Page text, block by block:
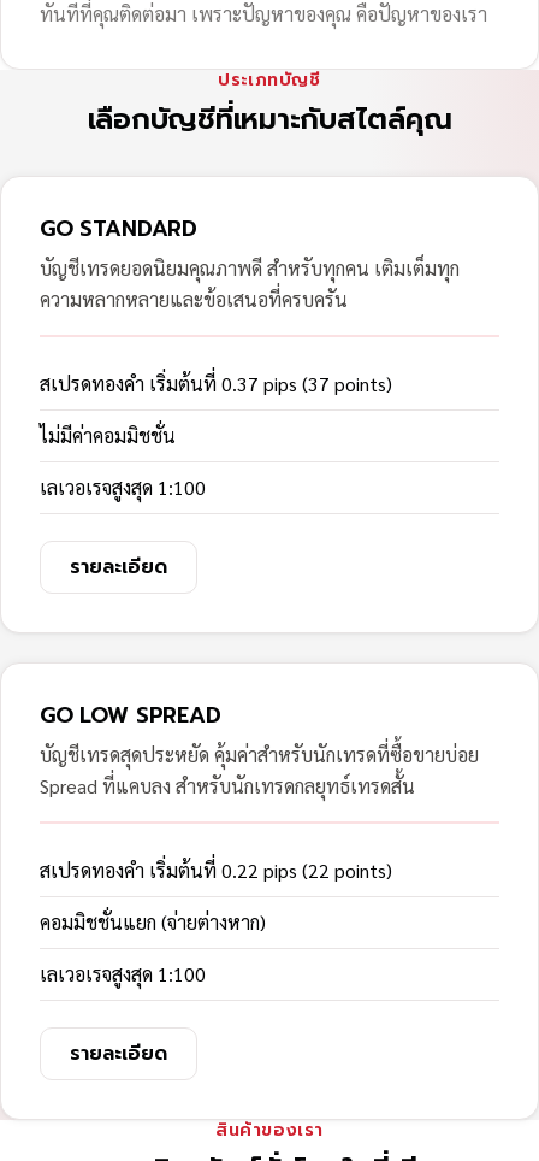
ทันทีที่คุณติดต่อมา เพราะปัญหาของคุณ คือปัญหาของเรา
ประเภทบัญชี
เลือกบัญชีที่เหมาะกับสไตล์คุณ
GO STANDARD
บัญชีเทรดยอดนิยมคุณภาพดี สำหรับทุกคน เติมเต็มทุก
ความหลากหลายและข้อเสนอที่ครบครัน
สเปรดทองคำ เริ่มต้นที่ 0.37 pips (37 points)
ไม่มีค่าคอมมิชชั่น
เลเวอเรจสูงสุด 1:100
รายละเอียด
GO LOW SPREAD
บัญชีเทรดสุดประหยัด คุ้มค่าสำหรับนักเทรดที่ซื้อขายบ่อย
Spread ที่แคบลง สำหรับนักเทรดกลยุทธ์เทรดสั้น
สเปรดทองคำ เริ่มต้นที่ 0.22 pips (22 points)
คอมมิชชั่นแยก (จ่ายต่างหาก)
เลเวอเรจสูงสุด 1:100
รายละเอียด
สินค้าของเรา